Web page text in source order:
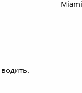
Miami
водить.